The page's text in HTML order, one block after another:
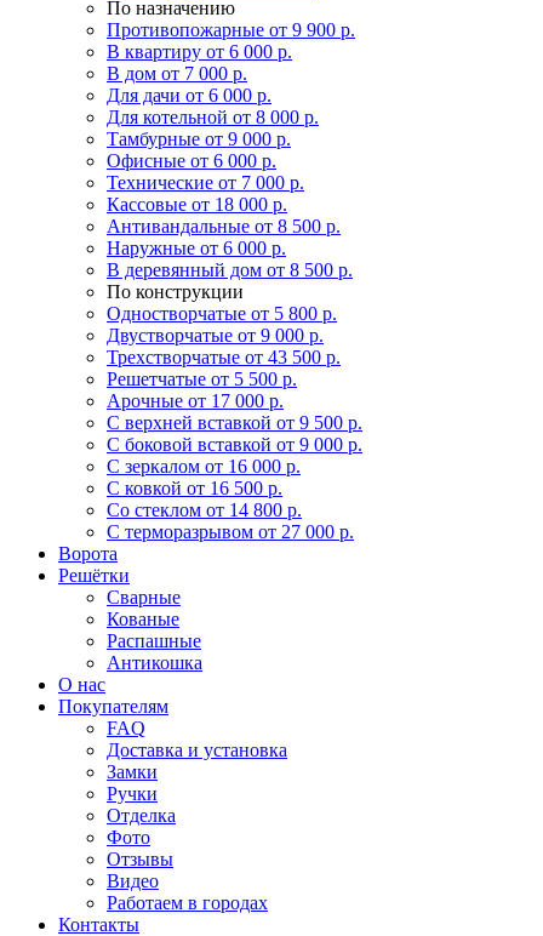
По назначению
Противопожарные от 9 900 р.
В квартиру от 6 000 р.
В дом от 7 000 р.
Для дачи от 6 000 р.
Для котельной от 8 000 р.
Тамбурные от 9 000 р.
Офисные от 6 000 р.
Технические от 7 000 р.
Кассовые от 18 000 р.
Антивандальные от 8 500 р.
Наружные от 6 000 р.
В деревянный дом от 8 500 р.
По конструкции
Одностворчатые от 5 800 р.
Двустворчатые от 9 000 р.
Трехстворчатые от 43 500 р.
Решетчатые от 5 500 р.
Арочные от 17 000 р.
С верхней вставкой от 9 500 р.
С боковой вставкой от 9 000 р.
С зеркалом от 16 000 р.
С ковкой от 16 500 р.
Со стеклом от 14 800 р.
С терморазрывом от 27 000 р.
Ворота
Решётки
Сварные
Кованые
Распашные
Антикошка
О нас
Покупателям
FAQ
Доставка и установка
Замки
Ручки
Отделка
Фото
Отзывы
Видео
Работаем в городах
Контакты